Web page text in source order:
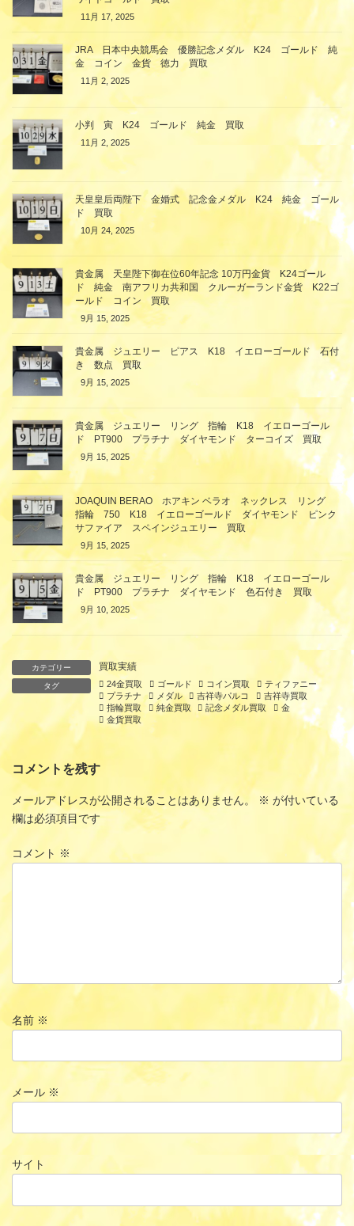
11月 17, 2025
JRA 日本中央競馬会 優勝記念メダル K24 ゴールド 純
金 コイン 金貨 徳力 買取
11月 2, 2025
小判 寅 K24 ゴールド 純金 買取
11月 2, 2025
天皇皇后両陛下 金婚式 記念金メダル K24 純金 ゴール
ド 買取
10月 24, 2025
貴金属 天皇陛下御在位60年記念 10万円金貨 K24ゴール
ド 純金 南アフリカ共和国 クルーガーランド金貨 K22ゴ
ールド コイン 買取
9月 15, 2025
貴金属 ジュエリー ピアス K18 イエローゴールド 石付
き 数点 買取
9月 15, 2025
貴金属 ジュエリー リング 指輪 K18 イエローゴール
ド PT900 プラチナ ダイヤモンド ターコイズ 買取
9月 15, 2025
JOAQUIN BERAO ホアキン ベラオ ネックレス リング
指輪 750 K18 イエローゴールド ダイヤモンド ピンク
サファイア スペインジュエリー 買取
9月 15, 2025
貴金属 ジュエリー リング 指輪 K18 イエローゴール
ド PT900 プラチナ ダイヤモンド 色石付き 買取
9月 10, 2025
カテゴリー 買取実績
タグ 24金買取 ゴールド コイン買取
ティファニー
プラチナ
メダル 吉祥寺パルコ
吉祥寺買取
指輪買取
純金買取 記念メダル買取
金
金貨買取
コメントを残す
メールアドレスが公開されることはありません。 ※ が付いている
欄は必須項目です
コメント ※
名前 ※
メール ※
サイト